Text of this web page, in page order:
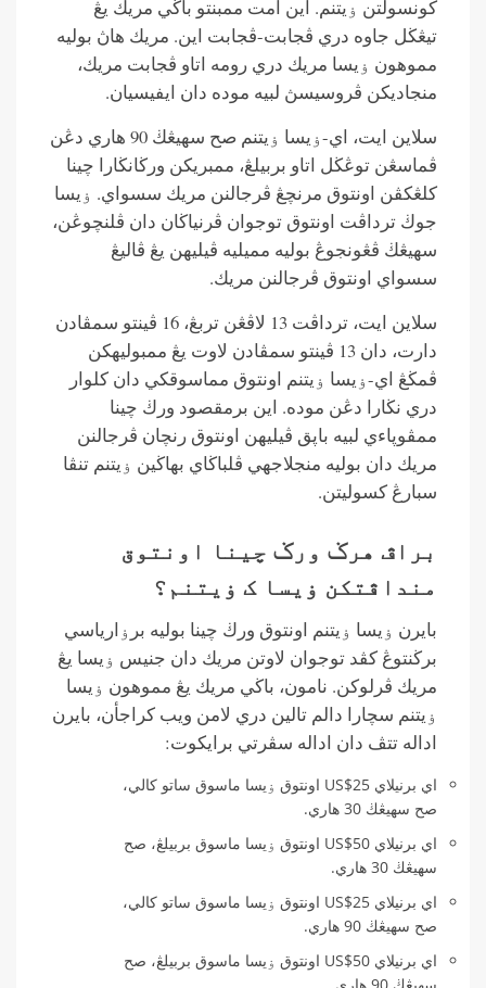
كونسولتن ۏيتنم. اين امت ممبنتو باڬي مريك يڠ
تيڠڬل جاوه دري ڤجابت-ڤجابت اين. مريك هاڽ بوليه
مموهون ۏيسا مريك دري رومه اتاو ڤجابت مريك،
منجاديكن ڤروسيسڽ لبيه موده دان ايفيسيان.
سلاين ايت، اي-ۏيسا ۏيتنم صح سهيڠڬ 90 هاري دڠن
ڤماسڠن توڠڬل اتاو بربيلڠ، ممبريكن ورڬانڬارا چينا
كلڠكڤن اونتوق مرنچڠ ڤرجالنن مريك سسواي. ۏيسا
جوڬ ترداڤت اونتوق توجوان ڤرنياڬان دان ڤلنچوڠن،
سهيڠڬ ڤڠونجوڠ بوليه مميليه ڤيليهن يڠ ڤاليڠ
سسواي اونتوق ڤرجالنن مريك.
سلاين ايت، ترداڤت 13 لاڤڠن تربڠ، 16 ڤينتو سمڤادن
دارت، دان 13 ڤينتو سمڤادن لاوت يڠ ممبوليهكن
ڤمڬڠ اي-ۏيسا ۏيتنم اونتوق مماسوقكي دان كلوار
دري نڬارا دڠن موده. اين برمقصود ورڬ چينا
ممڤوڽاءي لبيه باڽق ڤيليهن اونتوق رنچان ڤرجالنن
مريك دان بوليه منجلاجهي ڤلباڬاي بهاڬين ۏيتنم تنڤا
سبارڠ كسوليتن.
براڤ هرݢ ورݢ چينا اونتوق
منداڤتکن ۏيسا ک ۏيتنم؟
بايرن ۏيسا ۏيتنم اونتوق ورڬ چينا بوليه برۏارياسي
برڬنتوڠ كڤد توجوان لاوتن مريك دان جنيس ۏيسا يڠ
مريك ڤرلوكن. نامون، باڬي مريك يڠ مموهون ۏيسا
ۏيتنم سچارا دالم تالين دري لامن ويب كراجأن، بايرن
اداله تتڤ دان اداله سڤرتي برايكوت:
اي برنيلاي US$25 اونتوق ۏيسا ماسوق ساتو كالي،
صح سهيڠڬ 30 هاري.
اي برنيلاي US$50 اونتوق ۏيسا ماسوق بربيلڠ، صح
سهيڠڬ 30 هاري.
اي برنيلاي US$25 اونتوق ۏيسا ماسوق ساتو كالي،
صح سهيڠڬ 90 هاري.
اي برنيلاي US$50 اونتوق ۏيسا ماسوق بربيلڠ، صح